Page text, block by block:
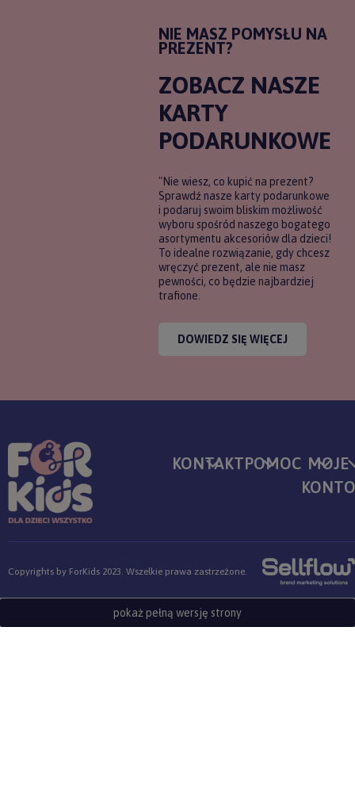
NIE MASZ POMYSŁU NA
PREZENT?
ZOBACZ NASZE
KARTY
PODARUNKOWE
"Nie wiesz, co kupić na prezent?
Sprawdź nasze karty podarunkowe
i podaruj swoim bliskim możliwość
wyboru spośród naszego bogatego
asortymentu akcesoriów dla dzieci!
To idealne rozwiązanie, gdy chcesz
wręczyć prezent, ale nie masz
pewności, co będzie najbardziej
trafione.
DOWIEDZ SIĘ WIĘCEJ
KONTAKTPOMOC MOJE
KONTO
Copyrights by ForKids 2023. Wszelkie prawa zastrzeżone.
pokaż pełną wersję strony